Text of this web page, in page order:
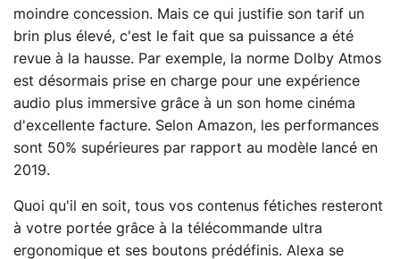
moindre concession. Mais ce qui justifie son tarif un
brin plus élevé, c'est le fait que sa puissance a été
revue à la hausse. Par exemple, la norme Dolby Atmos
est désormais prise en charge pour une expérience
audio plus immersive grâce à un son home cinéma
d'excellente facture. Selon Amazon, les performances
sont 50% supérieures par rapport au modèle lancé en
2019.
Quoi qu'il en soit, tous vos contenus fétiches resteront
à votre portée grâce à la télécommande ultra
ergonomique et ses boutons prédéfinis. Alexa se